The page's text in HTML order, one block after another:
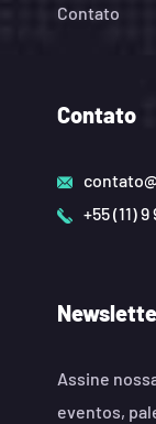
Contato
Contato
+55 (11)
Assine
eventos,